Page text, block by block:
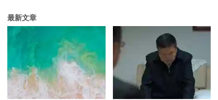
最新文章